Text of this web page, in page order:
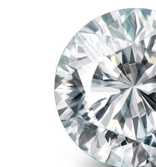
ROYAL DIAMONDS
Diamenty | Biżuteria | Kamienie dla jubilerów
SALON SPRZEDAŻY